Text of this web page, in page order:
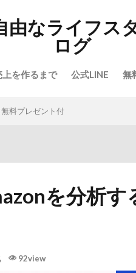
由なライフス
ログ
を作るまで 公式LINE 無
料プレゼント付
を分析す
92view